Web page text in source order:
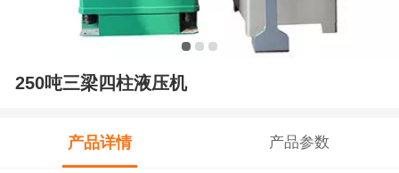
250吨三梁四柱液压机
产品详情 产品参数